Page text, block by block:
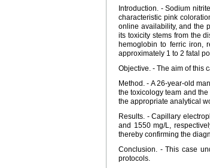
Introduction. - Sodium
characteristic pink
online availability, and the
its toxicity stems from the
hemoglobin to ferric iron,
approximately 1 to 2 fatal
Objective. - The aim of this
Method. - A 26-year-old
the toxicology team and
the appropriate analytical
Results. - Capillary
and 1550 mg/L,
thereby confirming the
Conclusion. - This case
protocols.